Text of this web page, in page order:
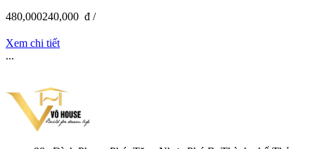
480,000240,000 đ /
Xem chi tiết
...